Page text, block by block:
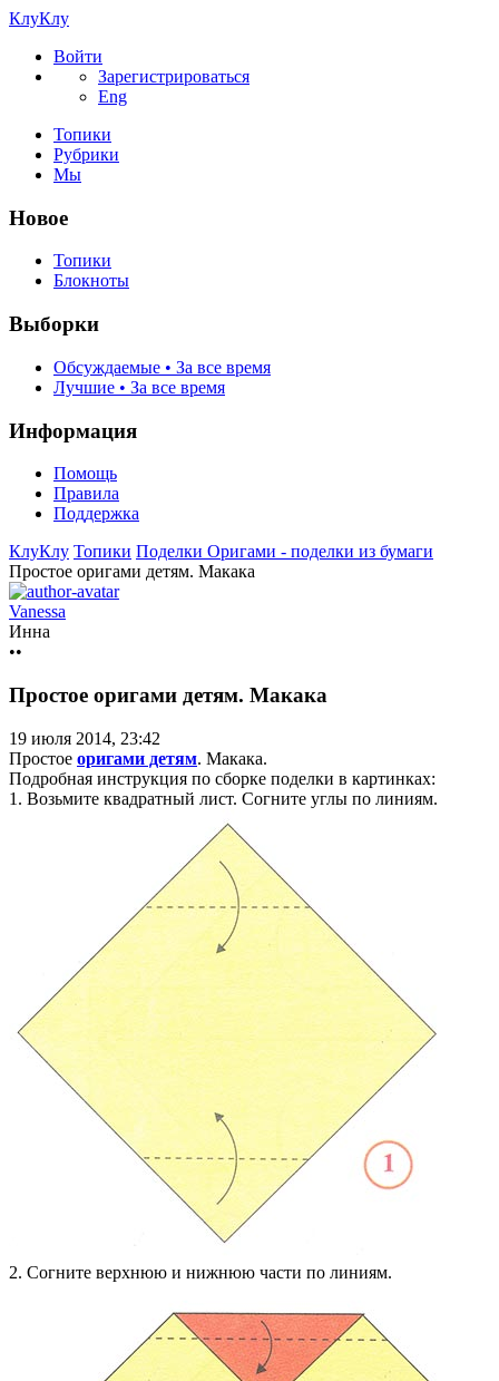
КлуКлу
Войти
Зарегистрироваться
Eng
Топики
Рубрики
Мы
Новое
Топики
Блокноты
Выборки
Обсуждаемые • За все время
Лучшие • За все время
Информация
Помощь
Правила
Поддержка
КлуКлу Топики Поделки Оригами - поделки из бумаги
Простое оригами детям. Макака
Vanessa
Инна
••
Простое оригами детям. Макака
19 июля 2014, 23:42
Простое оригами детям. Макака.
Подробная инструкция по сборке поделки в картинках:
1. Возьмите квадратный лист. Согните углы по линиям.
2. Согните верхнюю и нижнюю части по линиям.